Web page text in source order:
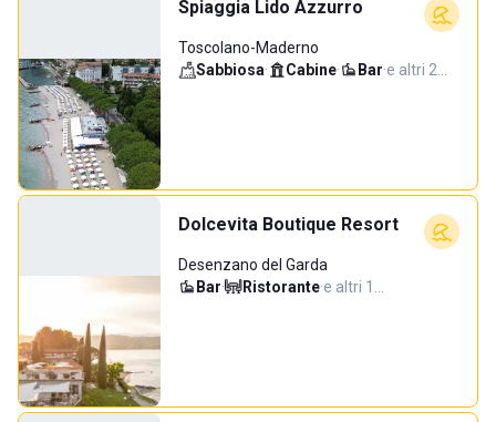
Spiaggia Lido Azzurro
Toscolano-Maderno
Sabbiosa· Cabine· Bar·e altri 2…
Dolcevita Boutique Resort
Desenzano del Garda
Bar· Ristorante·e altri 1…